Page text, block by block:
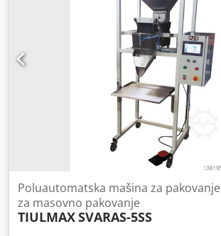
Poluautomatska mašina za pakovanje
za masovno pakovanje
TIULMAXSVARAS-5SS